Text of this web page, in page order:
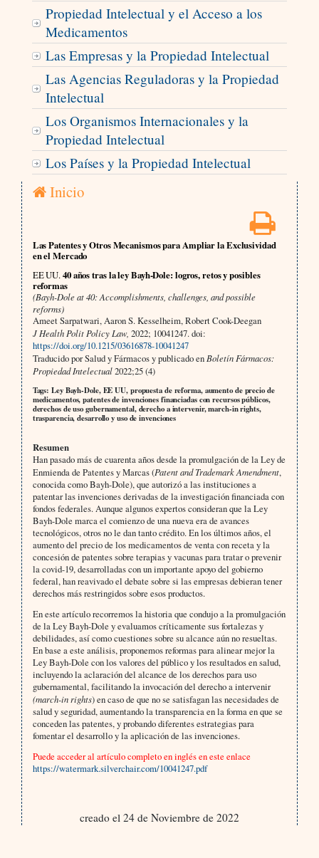
Propiedad Intelectual y el Acceso a los
Medicamentos
Las Empresas y la Propiedad Intelectual
Las Agencias Reguladoras y la Propiedad
Intelectual
Los Organismos Internacionales y la
Propiedad Intelectual
Los Países y la Propiedad Intelectual
Inicio
Las Patentes y Otros Mecanismos para Ampliar la Exclusividad
en el Mercado
EE UU.40 años tras la ley Bayh-Dole: logros, retos y posibles
reformas
(Bayh-Dole at 40: Accomplishments, challenges, and possible
reforms)
Ameet Sarpatwari, Aaron S. Kesselheim, Robert Cook-Deegan
J Health Polit Policy Law, 2022; 10041247. doi:
https://doi.org/10.1215/03616878-10041247
Traducido por Salud y Fármacos y publicado en Boletín Fármacos:
Propiedad Intelectual2022;25 (4)
Tags: Ley Bayh-Dole, EE UU, propuesta de reforma, aumento de precio de
medicamentos, patentes de invenciones financiadas con recursos públicos,
derechos de uso gubernamental, derecho a intervenir, march-in rights,
trasparencia, desarrollo y uso de invenciones
Resumen
Han pasado más de cuarenta años desde la promulgación de la Ley de
Enmienda de Patentes y Marcas (Patent and Trademark Amendment,
conocida como Bayh-Dole), que autorizó a las instituciones a
patentar las invenciones derivadas de la investigación financiada con
fondos federales. Aunque algunos expertos consideran que la Ley
Bayh-Dole marca el comienzo de una nueva era de avances
tecnológicos, otros no le dan tanto crédito. En los últimos años, el
aumento del precio de los medicamentos de venta con receta y la
concesión de patentes sobre terapias y vacunas para tratar o prevenir
la covid-19, desarrolladas con un importante apoyo del gobierno
federal, han reavivado el debate sobre si las empresas debieran tener
derechos más restringidos sobre esos productos.
En este artículo recorremos la historia que condujo a la promulgación
de la Ley Bayh-Dole y evaluamos críticamente sus fortalezas y
debilidades, así como cuestiones sobre su alcance aún no resueltas.
En base a este análisis, proponemos reformas para alinear mejor la
Ley Bayh-Dole con los valores del público y los resultados en salud,
incluyendo la aclaración del alcance de los derechos para uso
gubernamental, facilitando la invocación del derecho a intervenir
(march-in rights) en caso de que no se satisfagan las necesidades de
salud y seguridad, aumentando la transparencia en la forma en que se
conceden las patentes, y probando diferentes estrategias para
fomentar el desarrollo y la aplicación de las invenciones.
Puede acceder al artículo completo en inglés en este enlace
https://watermark.silverchair.com/10041247.pdf
creado el 24 de Noviembre de 2022